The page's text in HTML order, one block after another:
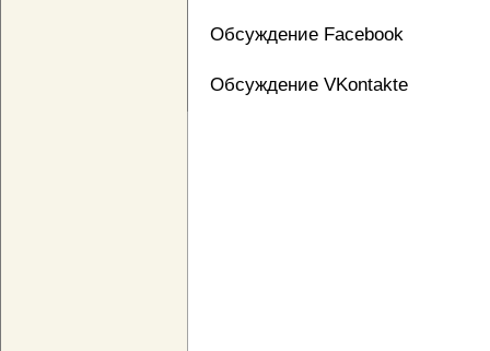
Обсуждение Facebook
Обсуждение VKontakte